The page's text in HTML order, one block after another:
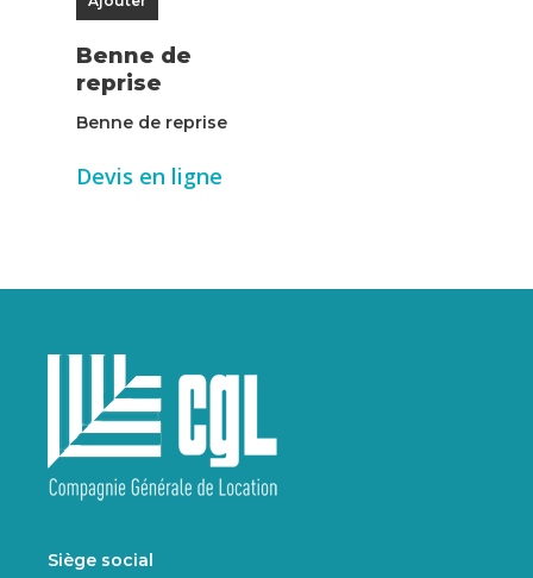
Benne de
reprise
Benne de reprise
Devis en ligne
Siège social